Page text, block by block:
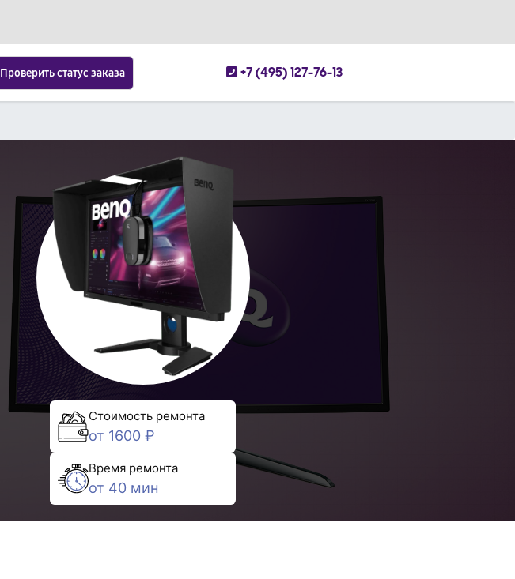
Проверить статус заказа +7 (495) 127-76-13
Стоимость ремонта
от 1600 ₽
Время ремонта
от 40 мин